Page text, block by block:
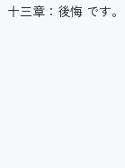
十三章：後悔 です。